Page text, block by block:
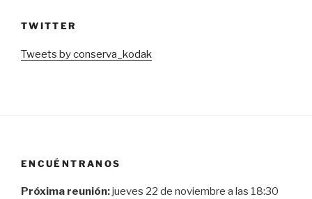
TWITTER
Tweets by conserva_kodak
ENCUÉNTRANOS
Próxima reunión:jueves 22 de noviembre a las 18:30